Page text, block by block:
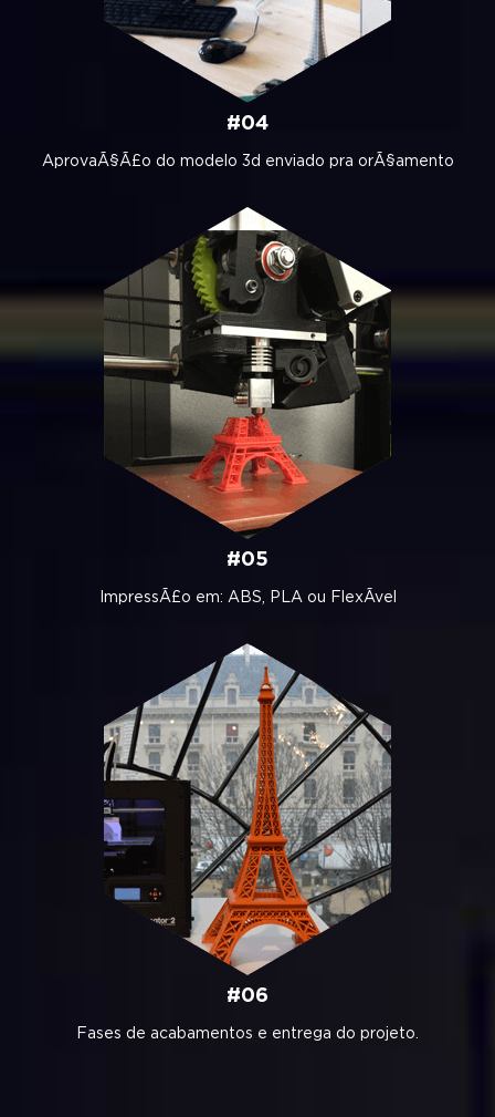
#04
AprovaÃ§Ã£o do modelo 3d enviado pra orÃ§amento
#05
ImpressÃ£o em: ABS, PLA ou FlexÃ­vel
#06
Fases de acabamentos e entrega do projeto.